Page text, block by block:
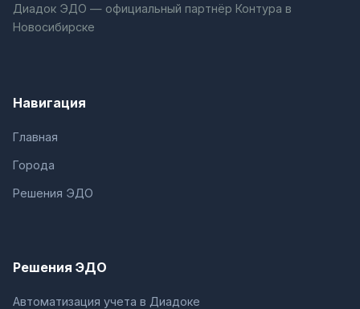
Диадок ЭДО — официальный партнёр Контура в
Новосибирске
Навигация
Главная
Города
Решения ЭДО
Решения ЭДО
Автоматизация учета в Диадоке